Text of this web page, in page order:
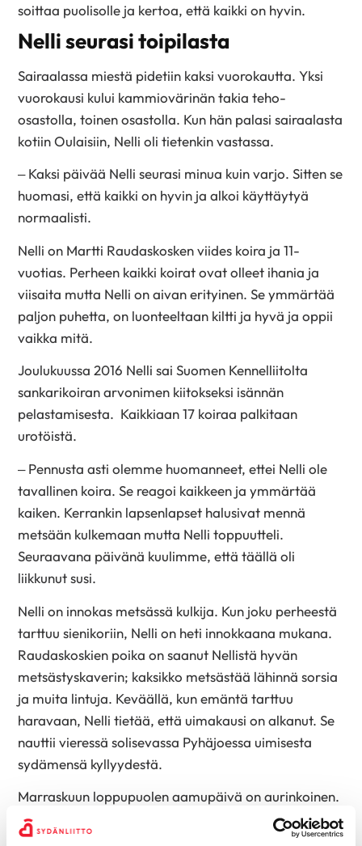
soittaa puolisolle ja kertoa, että kaikki on hyvin.
Nelli seurasi toipilasta
Sairaalassa miestä pidetiin kaksi vuorokautta. Yksi
vuorokausi kului kammiovärinän takia teho-
osastolla, toinen osastolla. Kun hän palasi sairaalasta
kotiin Oulaisiin, Nelli oli tietenkin vastassa.
– Kaksi päivää Nelli seurasi minua kuin varjo. Sitten se
huomasi, että kaikki on hyvin ja alkoi käyttäytyä
normaalisti.
Nelli on Martti Raudaskosken viides koira ja 11-
vuotias. Perheen kaikki koirat ovat olleet ihania ja
viisaita mutta Nelli on aivan erityinen. Se ymmärtää
paljon puhetta, on luonteeltaan kiltti ja hyvä ja oppii
vaikka mitä.
Joulukuussa 2016 Nelli sai Suomen Kennelliitolta
sankarikoiran arvonimen kiitokseksi isännän
pelastamisesta. Kaikkiaan 17 koiraa palkitaan
urotöistä.
– Pennusta asti olemme huomanneet, ettei Nelli ole
tavallinen koira. Se reagoi kaikkeen ja ymmärtää
kaiken. Kerrankin lapsenlapset halusivat mennä
metsään kulkemaan mutta Nelli toppuutteli.
Seuraavana päivänä kuulimme, että täällä oli
liikkunut susi.
Nelli on innokas metsässä kulkija. Kun joku perheestä
tarttuu sienikoriin, Nelli on heti innokkaana mukana.
Raudaskoskien poika on saanut Nellistä hyvän
metsästyskaverin; kaksikko metsästää lähinnä sorsia
ja muita lintuja. Keväällä, kun emäntä tarttuu
haravaan, Nelli tietää, että uimakausi on alkanut. Se
nauttii vieressä solisevassa Pyhäjoessa uimisesta
sydämensä kyllyydestä.
Marraskuun loppupuolen aamupäivä on aurinkoinen.
Nelli kulkee isännän mukana häntää heilutellen
jokivartta pitkin. Hetkeä aikaisemmin koiruus on